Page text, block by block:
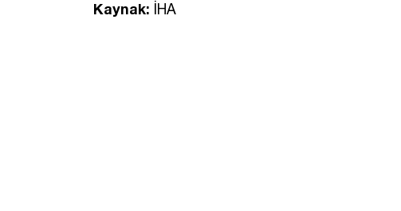
Kaynak: İHA